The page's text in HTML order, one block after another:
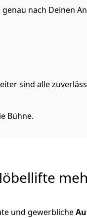
nach Deinen
sind alle
Bühne.
und gewerbliche